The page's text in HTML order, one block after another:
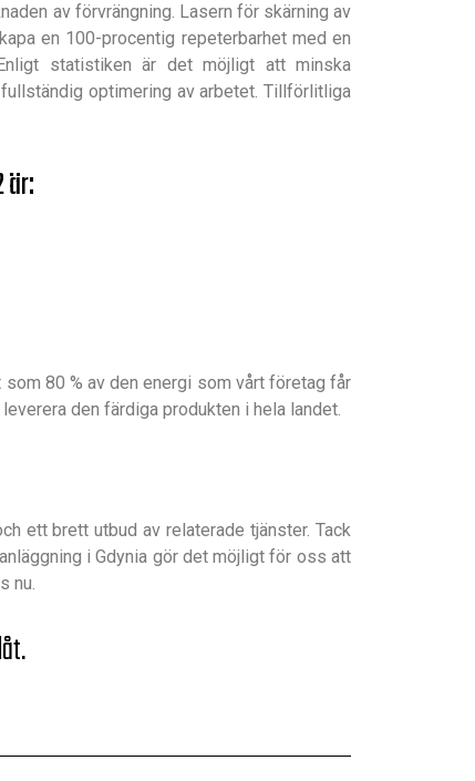
av förvrängning. Lasern för skärning av
en 100-procentig repeterbarhet med en
statistiken är det möjligt att minska
optimering av arbetet. Tillförlitliga
80 % av den energi som vårt företag får
den färdiga produkten i hela landet.
ett brett utbud av relaterade tjänster. Tack
i Gdynia gör det möjligt för oss att
nu.